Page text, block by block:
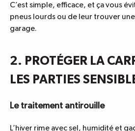
C’est simple, efficace, et ça vous
pneus lourds ou de leur trouver
garage.
2. PROTÉGER LA
LES PARTIES
Le traitement antirouille
L’hiver rime avec sel, humidité et